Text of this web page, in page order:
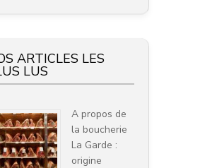
ARTICLES LES
LUS
A propos de
la boucherie
La Garde :
origine